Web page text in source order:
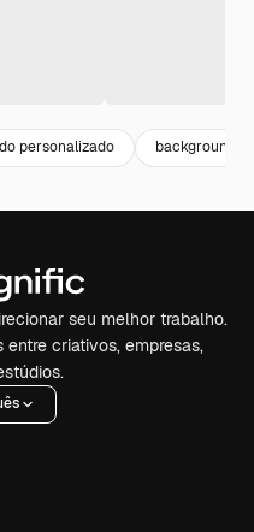
personalizado background
seu melhor trabalho.
entre criativos, empresas,